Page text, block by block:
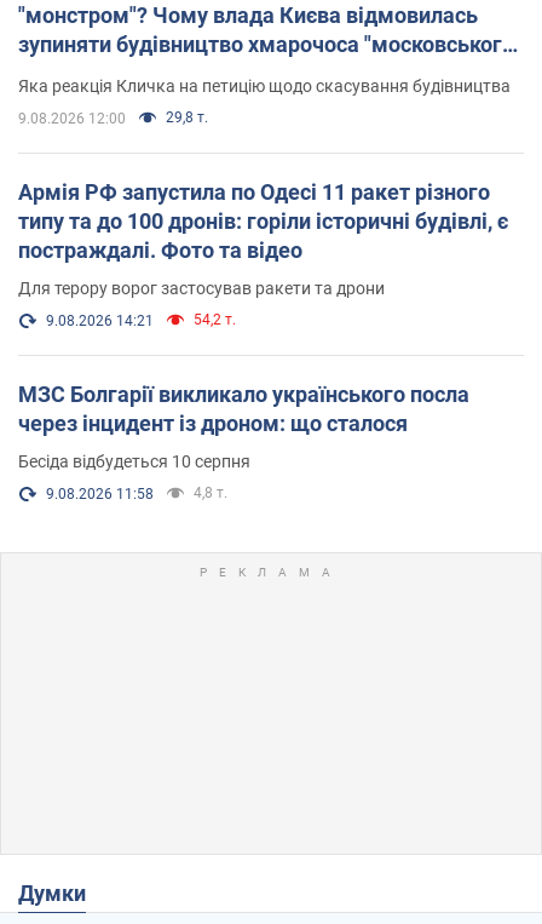
"монстром"? Чому влада Києва відмовилась
зупиняти будівництво хмарочоса "московського
вірянина"
Яка реакція Кличка на петицію щодо скасування будівництва
9.08.2026 12:00 29,8 т.
Армія РФ запустила по Одесі 11 ракет різного
типу та до 100 дронів: горіли історичні будівлі, є
постраждалі. Фото та відео
Для терору ворог застосував ракети та дрони
9.08.2026 14:21 54,2 т.
МЗС Болгарії викликало українського посла
через інцидент із дроном: що сталося
Бесіда відбудеться 10 серпня
9.08.2026 11:58 4,8 т.
Думки